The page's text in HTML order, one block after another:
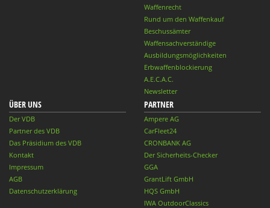
Waffenrecht
Rund um den Waffenkauf
Beschussämter
Waffensachverständige
Ausbildungsmöglichkeiten
Erbwaffenblockierung
A.E.C.A.C.
Newsletter
ÜBER UNS
Der VDB
Partner des VDB
Das Präsidium des VDB
Kontakt
Impressum
AGB
Datenschutzerklärung
PARTNER
Ampere AG
CarFleet24
CRONBANK AG
Der Sicherheits-Checker
GGA
GrantLift GmbH
HQS GmbH
IWA OutdoorClassics